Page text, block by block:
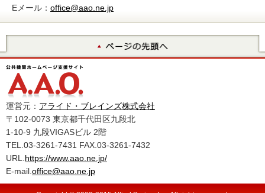
Eメール： office@aao.ne.jp
運営元： アライド・ブレインズ株式会社
〒102-0073 東京都千代田区九段北
1-10-9 九段VIGASビル 2階
TEL.03-3261-7431 FAX.03-3261-7432
URL. https://www.aao.ne.jp/
E-mail. office@aao.ne.jp